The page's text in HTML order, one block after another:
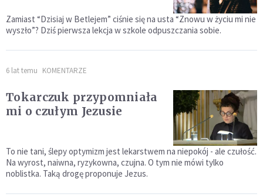
Zamiast “Dzisiaj w Betlejem” ciśnie się na usta “Znowu w życiu mi nie
wyszło”? Dziś pierwsza lekcja w szkole odpuszczania sobie.
6 lat temu KOMENTARZE
Tokarczuk przypomniała
mi o czułym Jezusie
To nie tani, ślepy optymizm jest lekarstwem na niepokój - ale czułość.
Na wyrost, naiwna, ryzykowna, czujna. O tym nie mówi tylko
noblistka. Taką drogę proponuje Jezus.